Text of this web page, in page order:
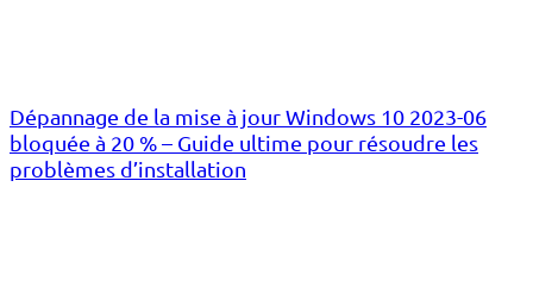
Dépannage de la mise à jour Windows 10 2023-06
bloquée à 20 % – Guide ultime pour résoudre les
problèmes d’installation